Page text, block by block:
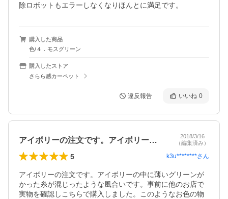
除ロボットもエラーしなくなりほんとに満足です。
購入した商品
色/４．モスグリーン
購入したストア
さらら感カーペット
違反報告 いいね 0
アイボリーの注文です。アイボリーの中に…
2018/3/16
（編集済み）
5 k3u********さん
アイボリーの注文です。アイボリーの中に薄いグリーンが
かった糸が混じったような風合いです。事前に他のお店で
実物を確認しこちらで購入しました。このようなお色の物